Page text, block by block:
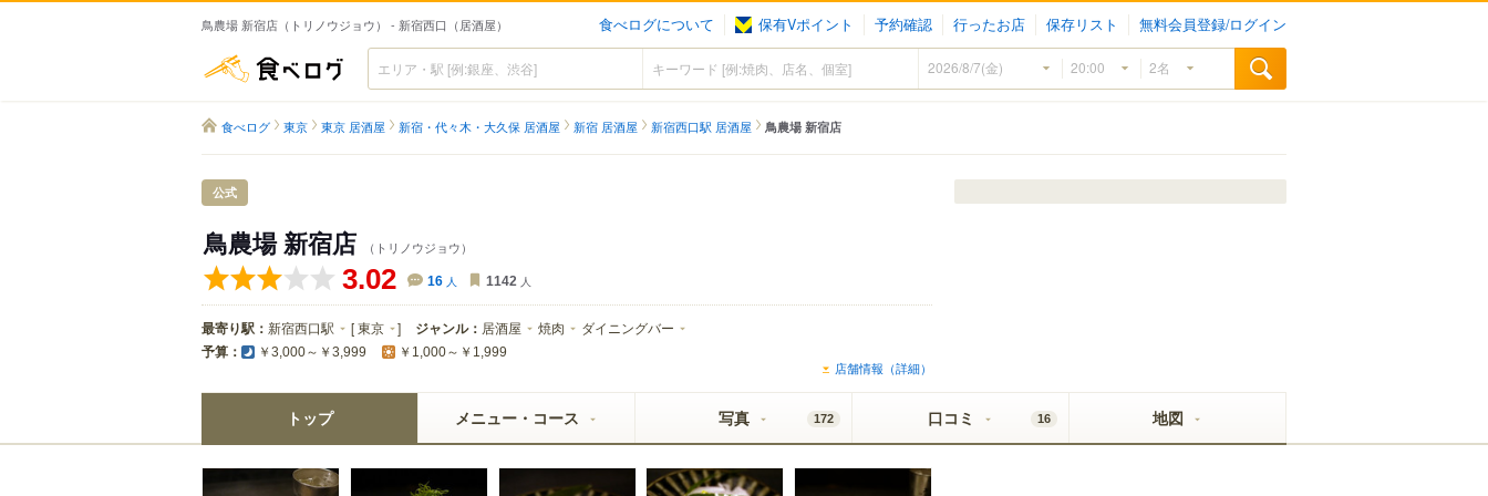
鳥農場 新宿店（トリノウジョウ） - 新宿西口（居酒屋） 食べログについて 保有Vポイント 予約確認 行ったお店 保存リスト 無料会員登録/ログイン
食べログ
食べログ 東京 東京 居酒屋 新宿・代々木・大久保 居酒屋 新宿 居酒屋 新宿西口駅 居酒屋 鳥農場 新宿店
公式
鳥農場 新宿店 （トリノウジョウ）
3.02 16 人 1142 人
最寄り駅： 新宿西口駅 [東京 ] ジャンル： 居酒屋 焼肉 ダイニングバー
予算： ￥3,000～￥3,999 ￥1,000～￥1,999
店舗情報（詳細）
トップ メニュー・コース 写真 172 口コミ 16 地図